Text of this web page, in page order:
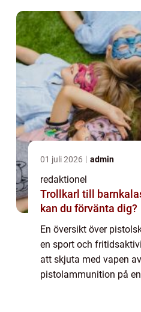
...
01 juli 2026 admin
redaktionel
Trollkarl till
kan du förvänta dig?
En översikt över
en sport och
att skjuta med vapen
pistolammunition på